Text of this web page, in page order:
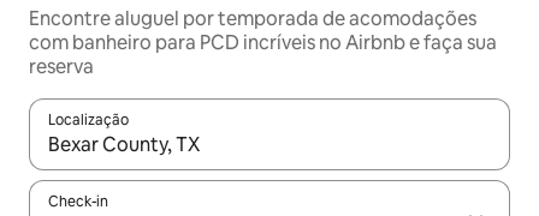
Encontre aluguel por temporada de acomodações
com banheiro para PCD incríveis no Airbnb e faça sua
reserva
Localização
Quando os resultados estiverem disponíveis, explore-os
Check-in